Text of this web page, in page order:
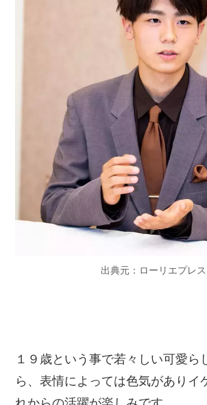
出典元：ローリエプレス
１９歳という事で若々しい可愛ら
ら、表情によっては色気がありイ